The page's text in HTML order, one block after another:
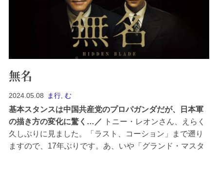
無名
2024.05.08 ま行, む
基本スタンスは中国共産党のプロパガンダだが、日本軍
の描き方の変化に驚く…
トニー・レオンさん、えらく
久しぶりに見ました。「ラスト、コーション」まで遡り
ますので、17年ぶりです。あ、いや「グランド・マスタ